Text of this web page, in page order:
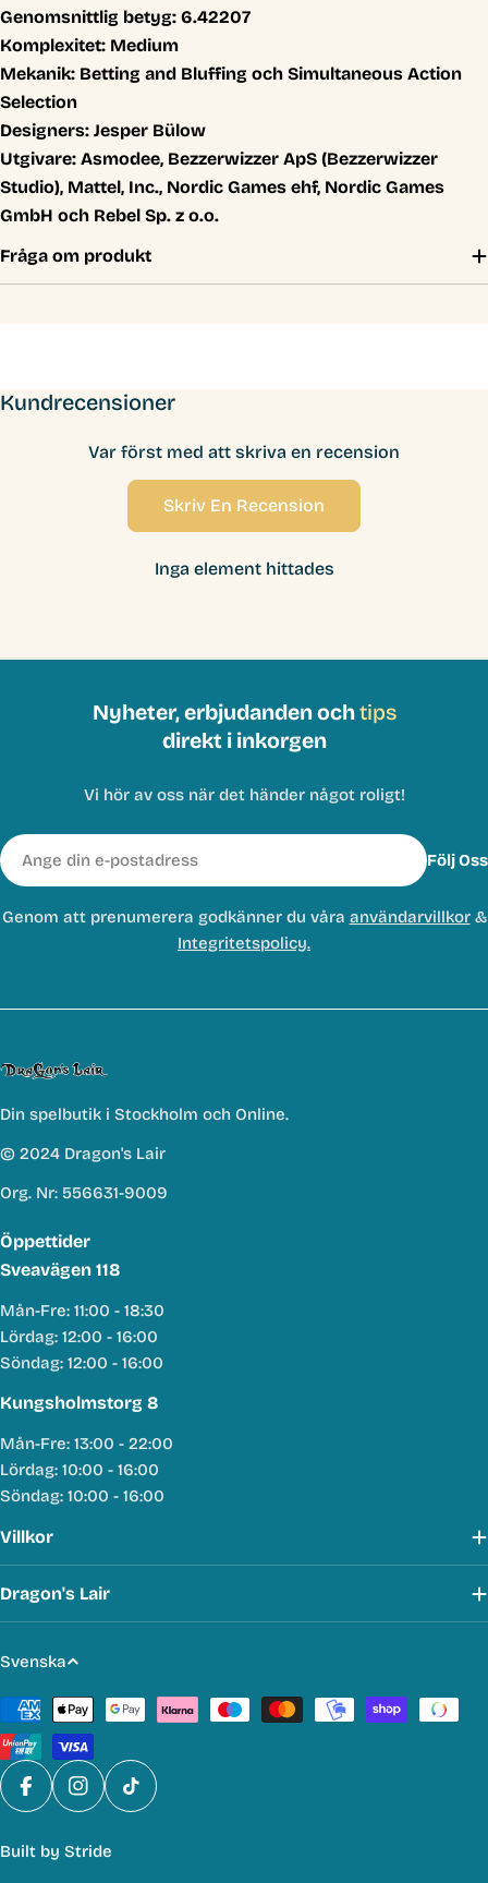
Genomsnittlig betyg: 6.42207
Komplexitet: Medium
Mekanik: Betting and Bluffing och Simultaneous Action
Selection
Designers: Jesper Bülow
Utgivare: Asmodee, Bezzerwizzer ApS (Bezzerwizzer
Studio), Mattel, Inc., Nordic Games ehf, Nordic Games
GmbH och Rebel Sp. z o.o.
Fråga om produkt
Kundrecensioner
Var först med att skriva en recension
Skriv En Recension
Inga element hittades
Nyheter, erbjudanden ochtips
direkt i inkorgen
Vi hör av oss när det händer något roligt!
E-
post
Följ Oss
Genom att prenumerera godkänner du våra användarvillkor&
Integritetspolicy.
Din spelbutik i Stockholm och Online.
© 2024 Dragon's Lair
Org. Nr: 556631-9009
Öppettider
Sveavägen 118
Mån-Fre: 11:00 - 18:30
Lördag: 12:00 - 16:00
Söndag: 12:00 - 16:00
Kungsholmstorg 8
Mån-Fre: 13:00 - 22:00
Lördag: 10:00 - 16:00
Söndag: 10:00 - 16:00
Villkor
Dragon's Lair
S
p
r
å
k
Svenska
Betalmetoder
FacebookInstagram
TikTok
Built by Stride